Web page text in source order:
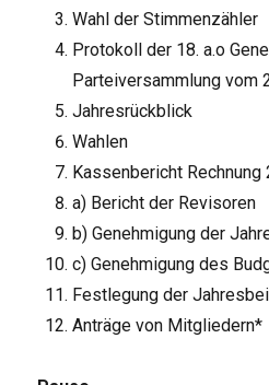
Wahl der Stimmenzähler
Protokoll der 18. a.o
Parteiversammlung vom
Jahresrückblick
Wahlen
Kassenbericht
a) Bericht der Revisoren
b) Genehmigung der
c) Genehmigung des
Festlegung der
Anträge von Mitgliedern*